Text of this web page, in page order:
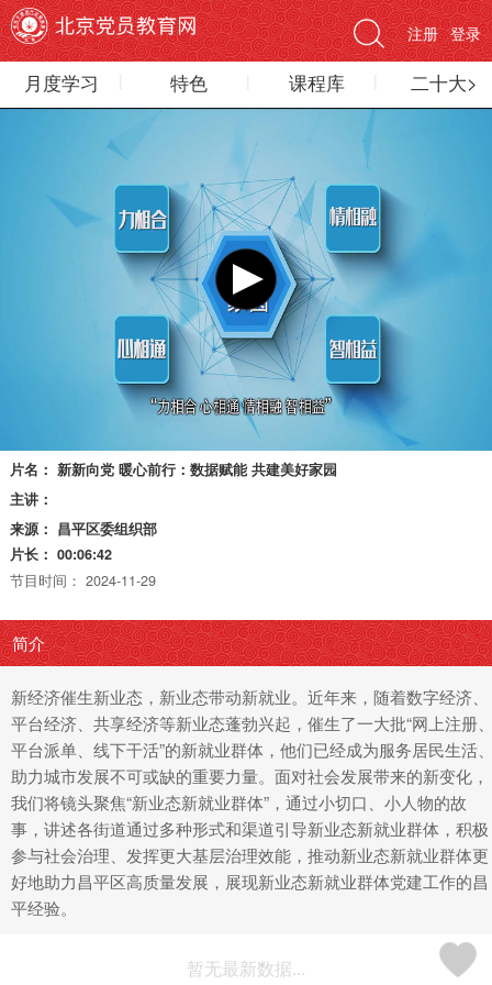
登录
注册
月度学习 特色 课程库 二十大>
片名： 新新向党 暖心前行：数据赋能 共建美好家园
主讲：
来源： 昌平区委组织部
片长： 00:06:42
节目时间： 2024-11-29
简介
新经济催生新业态，新业态带动新就业。近年来，随着数字经济、
平台经济、共享经济等新业态蓬勃兴起，催生了一大批“网上注册
平台派单、线下干活”的新就业群体，他们已经成为服务居民生活
助力城市发展不可或缺的重要力量。面对社会发展带来的新变化，
我们将镜头聚焦“新业态新就业群体”，通过小切口、小人物的故
事，讲述各街道通过多种形式和渠道引导新业态新就业群体，积极
参与社会治理、发挥更大基层治理效能，推动新业态新就业群体更
好地助力昌平区高质量发展，展现新业态新就业群体党建工作的昌
平经验。
暂无最新数据...